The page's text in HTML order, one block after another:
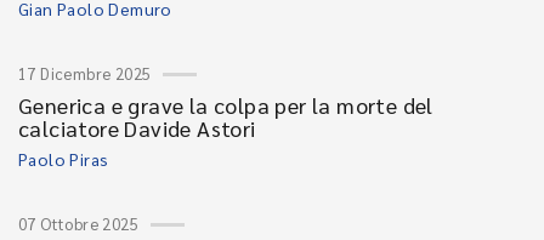
Gian Paolo Demuro
17 Dicembre 2025
Generica e grave la colpa per la morte del
calciatore Davide Astori
Paolo Piras
07 Ottobre 2025